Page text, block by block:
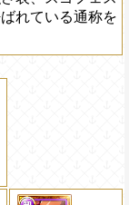
れている通称を